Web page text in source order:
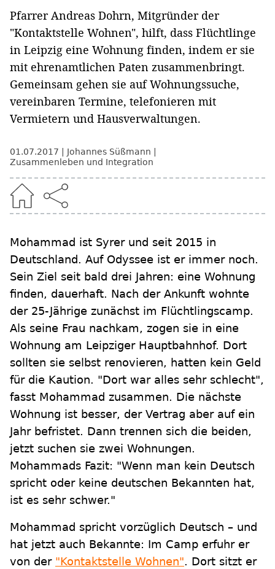
Pfarrer Andreas Dohrn, Mitgründer der
"Kontaktstelle Wohnen", hilft, dass Flüchtlinge
in Leipzig eine Wohnung finden, indem er sie
mit ehrenamtlichen Paten zusammenbringt.
Gemeinsam gehen sie auf Wohnungssuche,
vereinbaren Termine, telefonieren mit
Vermietern und Hausverwaltungen.
01.07.2017
Johannes Süßmann
Zusammenleben und Integration
Mohammad ist Syrer und seit 2015 in
Deutschland. Auf Odyssee ist er immer noch.
Sein Ziel seit bald drei Jahren: eine Wohnung
finden, dauerhaft. Nach der Ankunft wohnte
der 25-Jährige zunächst im Flüchtlingscamp.
Als seine Frau nachkam, zogen sie in eine
Wohnung am Leipziger Hauptbahnhof. Dort
sollten sie selbst renovieren, hatten kein Geld
für die Kaution. "Dort war alles sehr schlecht",
fasst Mohammad zusammen. Die nächste
Wohnung ist besser, der Vertrag aber auf ein
Jahr befristet. Dann trennen sich die beiden,
jetzt suchen sie zwei Wohnungen.
Mohammads Fazit: "Wenn man kein Deutsch
spricht oder keine deutschen Bekannten hat,
ist es sehr schwer."
Mohammad spricht vorzüglich Deutsch – und
hat jetzt auch Bekannte: Im Camp erfuhr er
von der "Kontaktstelle Wohnen". Dort sitzt er